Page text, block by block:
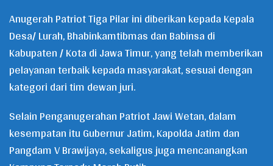
Anugerah Patriot Tiga Pilar ini diberikan kepada Kepala
Desa/ Lurah, Bhabinkamtibmas dan Babinsa di
Kabupaten / Kota di Jawa Timur, yang telah memberikan
pelayanan terbaik kepada masyarakat, sesuai dengan
kategori dari tim dewan juri.
Selain Penganugerahan Patriot Jawi Wetan, dalam
kesempatan itu Gubernur Jatim, Kapolda Jatim dan
Pangdam V Brawijaya, sekaligus juga mencanangkan